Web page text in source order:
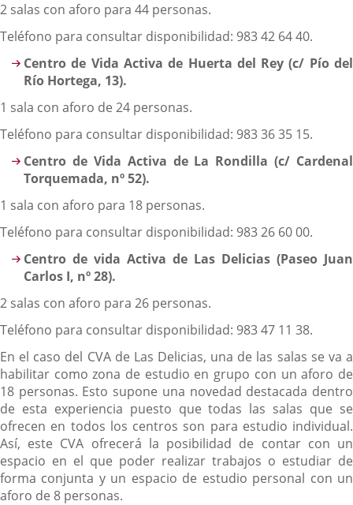
2 salas con aforo para 44 personas.
Teléfono para consultar disponibilidad: 983 42 64 40.
Centro de Vida Activa de Huerta del Rey (c/ Pío del
Río Hortega, 13).
1 sala con aforo de 24 personas.
Teléfono para consultar disponibilidad: 983 36 35 15.
Centro de Vida Activa de La Rondilla (c/ Cardenal
Torquemada, nº 52).
1 sala con aforo para 18 personas.
Teléfono para consultar disponibilidad: 983 26 60 00.
Centro de vida Activa de Las Delicias (Paseo Juan
Carlos I, nº 28).
2 salas con aforo para 26 personas.
Teléfono para consultar disponibilidad: 983 47 11 38.
En el caso del CVA de Las Delicias, una de las salas se va a
habilitar como zona de estudio en grupo con un aforo de
18 personas. Esto supone una novedad destacada dentro
de esta experiencia puesto que todas las salas que se
ofrecen en todos los centros son para estudio individual.
Así, este CVA ofrecerá la posibilidad de contar con un
espacio en el que poder realizar trabajos o estudiar de
forma conjunta y un espacio de estudio personal con un
aforo de 8 personas.